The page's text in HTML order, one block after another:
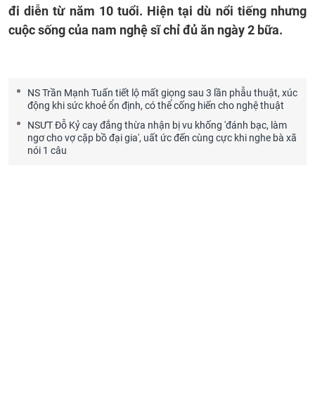
đi diễn từ năm 10 tuổi. Hiện tại dù nổi tiếng nhưng
cuộc sống của nam nghệ sĩ chỉ đủ ăn ngày 2 bữa.
NS Trần Mạnh Tuấn tiết lộ mất giọng sau 3 lần phẫu thuật, xúc
động khi sức khoẻ ổn định, có thể cống hiến cho nghệ thuật
NSƯT Đỗ Kỷ cay đắng thừa nhận bị vu khống 'đánh bạc, làm
ngơ cho vợ cặp bồ đại gia', uất ức đến cùng cực khi nghe bà xã
nói 1 câu